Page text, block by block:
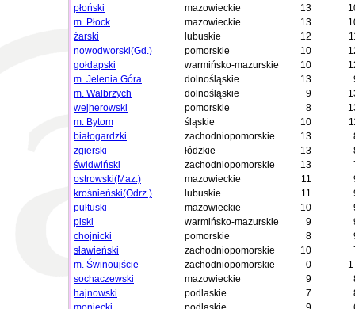
płoński
mazowieckie 13
m. Płock
mazowieckie 13
żarski
lubuskie 12
nowodworski(Gd.)
pomorskie 10
gołdapski
warmińsko-mazurskie 10
m. Jelenia Góra
dolnośląskie 13
m. Wałbrzych
dolnośląskie 9
wejherowski
pomorskie 8
m. Bytom
śląskie 10
białogardzki
zachodniopomorskie 13
zgierski
łódzkie 13
świdwiński
zachodniopomorskie 13
ostrowski(Maz.)
mazowieckie 11
krośnieński(Odrz.)
lubuskie 11
pułtuski
mazowieckie 10
piski
warmińsko-mazurskie 9
chojnicki
pomorskie 8
sławieński
zachodniopomorskie 10
m. Świnoujście
zachodniopomorskie 0
sochaczewski
mazowieckie 9
hajnowski
podlaskie 7